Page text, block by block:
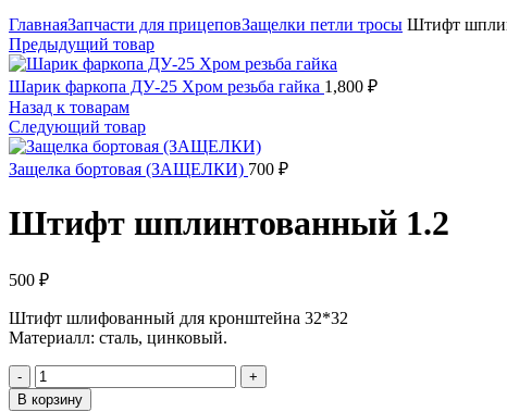
ГлавнаяЗапчасти для прицеповЗащелки петли тросы Штифт
Предыдущий товар
Шарик фаркопа ДУ-25 Хром резьба гайка 1,800 ₽
Назад к товарам
Следующий товар
Защелка бортовая (ЗАЩЕЛКИ) 700 ₽
Штифт шплинтованный 1.2
500 ₽
Штифт шлифованный для кронштейна 32*32
Материалл: сталь, цинковый.
Количество
товара
В корзину